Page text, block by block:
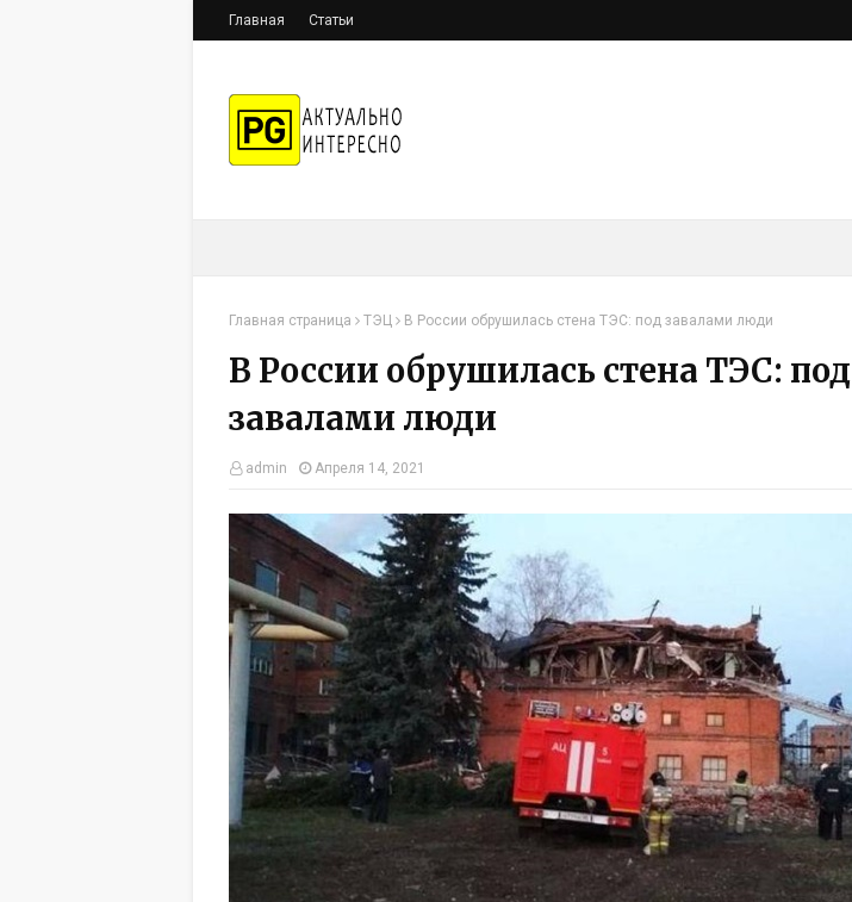
Главная Статьи
Главная страница ТЭЦ В России обрушилась стена ТЭС: под завалами люди
В России обрушилась стена ТЭС: под
завалами люди
admin Апреля 14, 2021